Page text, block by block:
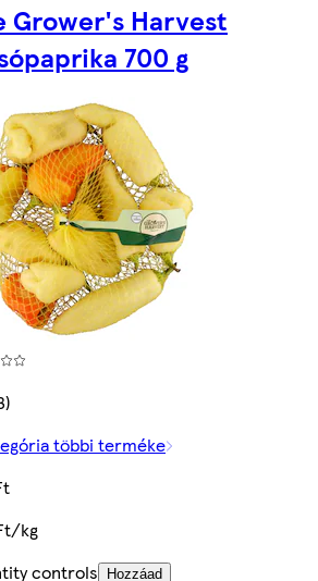
Grower's Harvest
700 g
többi terméke
kg
controls
Hozzáad